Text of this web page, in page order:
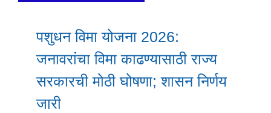
पशुधन विमा योजना 2026:
जनावरांचा विमा काढण्यासाठी राज्य
सरकारची मोठी घोषणा; शासन निर्णय
जारी